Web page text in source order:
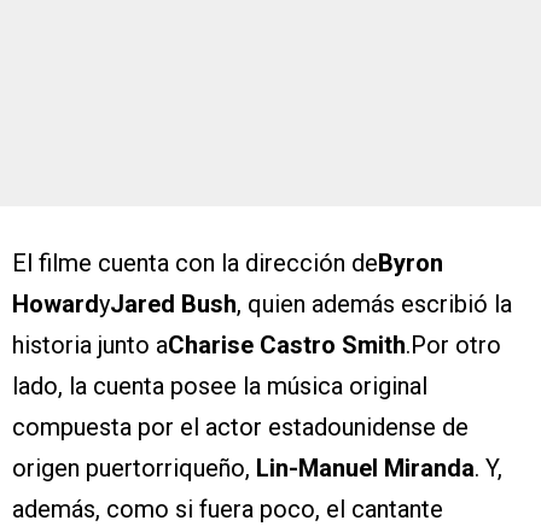
El filme cuenta con la dirección de Byron
HowardyJared Bush, quien además escribió la
historia junto aCharise Castro Smith.Por otro
lado, la cuenta posee la música original
compuesta por el actor estadounidense de
origen puertorriqueño, Lin-Manuel Miranda. Y,
además, como si fuera poco, el cantante